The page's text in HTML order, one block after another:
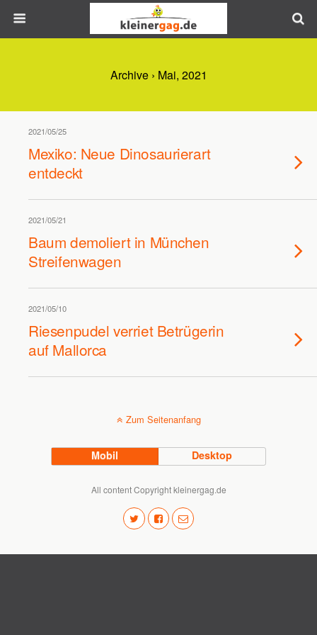
Archive › Mai, 2021
2021/05/25
Mexiko: Neue Dinosaurierart
entdeckt
2021/05/21
Baum demoliert in München
Streifenwagen
2021/05/10
Riesenpudel verriet Betrügerin
auf Mallorca
Zum Seitenanfang
Mobil Desktop
All content Copyright kleinergag.de